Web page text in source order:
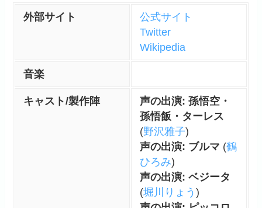
外部サイト
公式サイト
Twitter
Wikipedia
音楽
キャスト/製作陣
声の出演: 孫悟空・
孫悟飯・ターレス
(野沢雅子)
声の出演: ブルマ (鶴
ひろみ)
声の出演: ベジータ
(堀川りょう )